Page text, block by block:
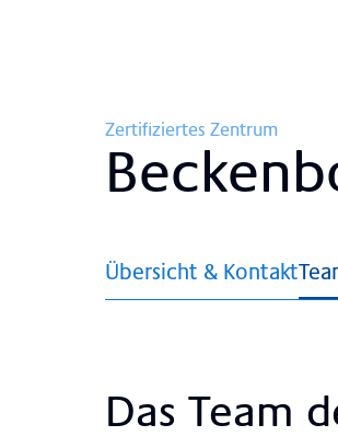
Zertifiziertes Zentrum
Übersicht & Kontakt
Das Team